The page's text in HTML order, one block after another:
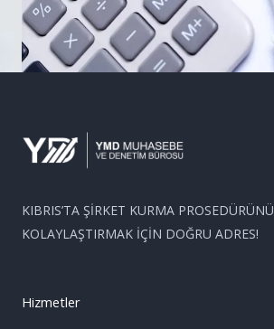
KIBRIS’TA ŞİRKET KURMA PROSEDÜRÜNÜ
KOLAYLAŞTIRMAK İÇİN DOĞRU ADRES!
Hizmetler